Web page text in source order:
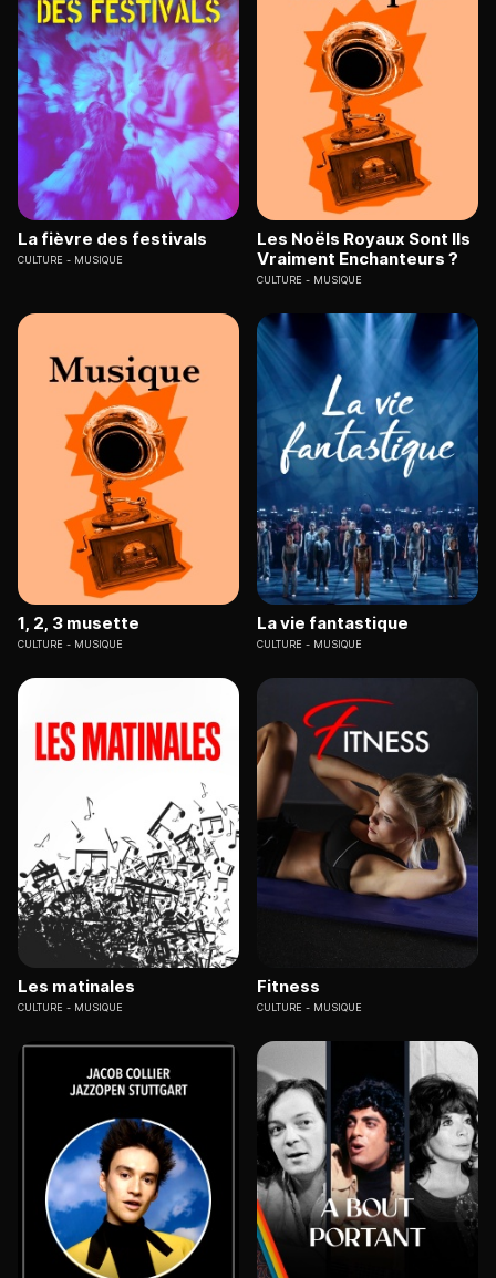
La fièvre des festivals
CULTURE MUSIQUE
Les Noëls Royaux Sont Ils
Vraiment Enchanteurs ?
CULTURE MUSIQUE
1, 2, 3 musette
CULTURE MUSIQUE
La vie fantastique
CULTURE MUSIQUE
Les matinales
CULTURE MUSIQUE
Fitness
CULTURE MUSIQUE